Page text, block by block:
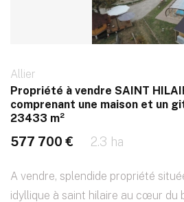
Allier
Propriété à vendre SAINT
comprenant une maison et un
23433 m²
577 700 € 2.3 ha
A vendre, splendide propriété
idyllique à saint hilaire au cœur du